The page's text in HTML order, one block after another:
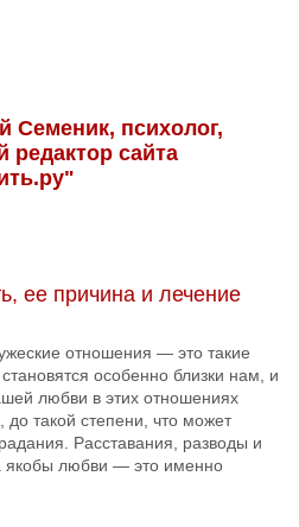
Семеник, психолог,
редактор сайта
ее причина и лечение
отношения — это такие
особенно близки нам, и
любви в этих отношениях
до такой степени, что может
Расставания, разводы и
якобы любви — это именно